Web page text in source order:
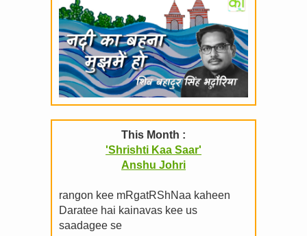
This Month :
'Shrishti Kaa Saar'
Anshu Johri
rangon kee mRgatRShNaa kaheen
Daratee hai kainavas kee us
saadagee se